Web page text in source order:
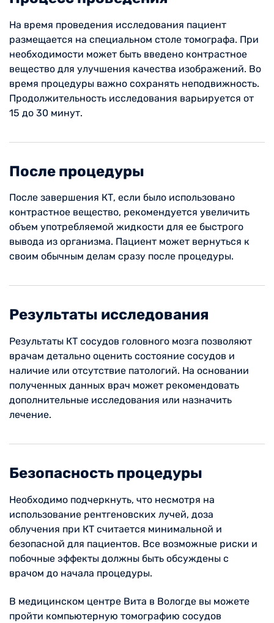
На время проведения исследования пациент
размещается на специальном столе томографа. При
необходимости может быть введено контрастное
вещество для улучшения качества изображений. Во
время процедуры важно сохранять неподвижность.
Продолжительность исследования варьируется от
15 до 30 минут.
После процедуры
После завершения КТ, если было использовано
контрастное вещество, рекомендуется увеличить
объем употребляемой жидкости для ее быстрого
вывода из организма. Пациент может вернуться к
своим обычным делам сразу после процедуры.
Результаты исследования
Результаты КТ сосудов головного мозга позволяют
врачам детально оценить состояние сосудов и
наличие или отсутствие патологий. На основании
полученных данных врач может рекомендовать
дополнительные исследования или назначить
лечение.
Безопасность процедуры
Необходимо подчеркнуть, что несмотря на
использование рентгеновских лучей, доза
облучения при КТ считается минимальной и
безопасной для пациентов. Все возможные риски и
побочные эффекты должны быть обсуждены с
врачом до начала процедуры.
В медицинском центре Вита в Вологде вы можете
пройти компьютерную томографию сосудов